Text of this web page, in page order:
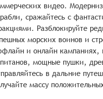
видео.
сражайтесь с
Разблокируйте
морских воинов и
и онлайн кампаниях,
мощные пушки,
в дальние
массу